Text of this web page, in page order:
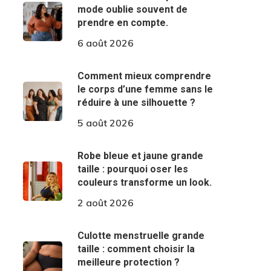
mode oublie souvent de
prendre en compte.
6 août 2026
Comment mieux comprendre
le corps d’une femme sans le
réduire à une silhouette ?
5 août 2026
Robe bleue et jaune grande
taille : pourquoi oser les
couleurs transforme un look.
2 août 2026
Culotte menstruelle grande
taille : comment choisir la
meilleure protection ?